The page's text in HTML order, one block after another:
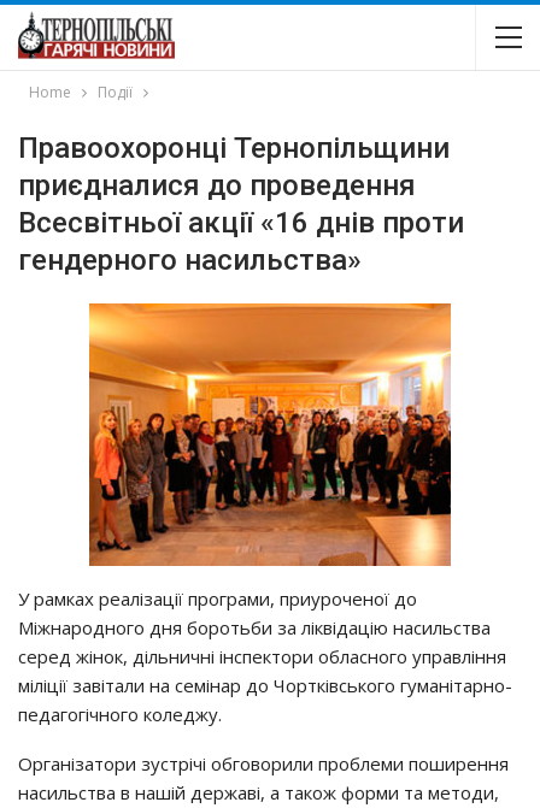
Home Події
Правоохоронці Тернопільщини
приєдналися до проведення
Всесвітньої акції «16 днів проти
гендерного насильства»
У рамках реалізації програми, приуроченої до
Міжнародного дня боротьби за ліквідацію насильства
серед жінок, дільничні інспектори обласного управління
міліції завітали на семінар до Чортківського гуманітарно-
педагогічного коледжу.
Організатори зустрічі обговорили проблеми поширення
насильства в нашій державі, а також форми та методи,